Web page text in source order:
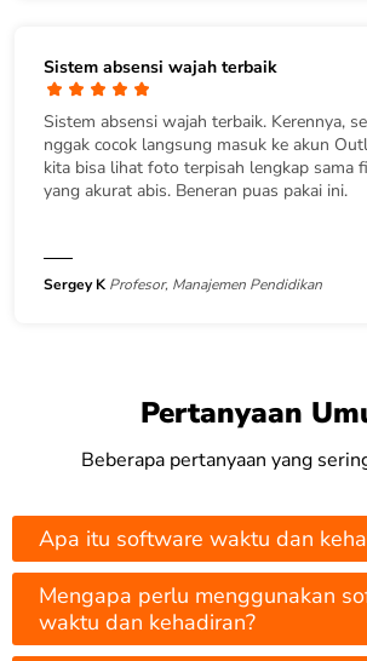
Sistem absensi wajah terbaik
Sistem absensi wajah terbaik. Kerennya,
nggak cocok langsung masuk ke akun
kita bisa lihat foto terpisah lengkap sama
yang akurat abis. Beneran puas pakai ini.
Sergey K Profesor, Manajemen Pendidikan
Pertanyaan
Beberapa pertanyaan yang
Apa itu software waktu dan
Mengapa perlu menggunakan
waktu dan kehadiran?